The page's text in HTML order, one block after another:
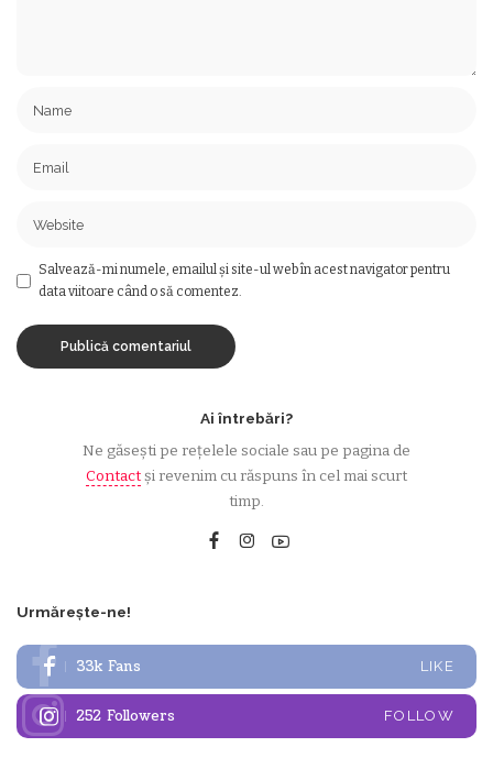
Salvează-mi numele, emailul și site-ul web în acest navigator pentru
data viitoare când o să comentez.
Ai întrebări?
Ne găsești pe rețelele sociale sau pe pagina de
Contactși revenim cu răspuns în cel mai scurt
timp.
Urmărește-ne!
33k Fans LIKE
252 Followers FOLLOW